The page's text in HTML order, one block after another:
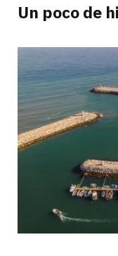
Un poco de